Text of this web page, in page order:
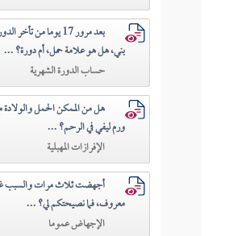
بعد مرور 17 يوما من تأخر
بني، هل هو علامة حمل، أم دورة؟ ...
حساب الدورة الشهرية
هل من الممكن الحمل
ورم ليفي في الرحم؟ ...
الإفرازات المهبلية
أجهضت ثلاث مرات والسبب
معروف، فما نصيحتكم لي؟ ...
الإجهاض عموما